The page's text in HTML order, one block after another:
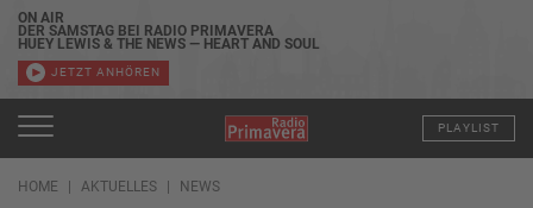
ON AIR
DER SAMSTAG BEI RADIO PRIMAVERA
HUEY LEWIS & THE NEWS — HEART AND SOUL
JETZT ANHÖREN
PLAYLIST
HOME AKTUELLES NEWS